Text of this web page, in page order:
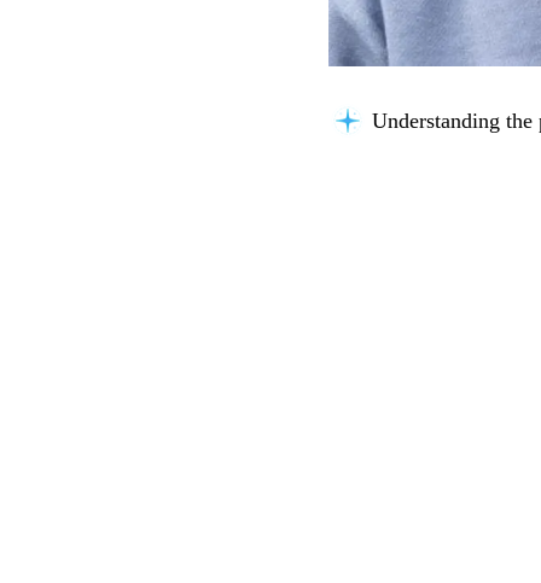
Understanding the